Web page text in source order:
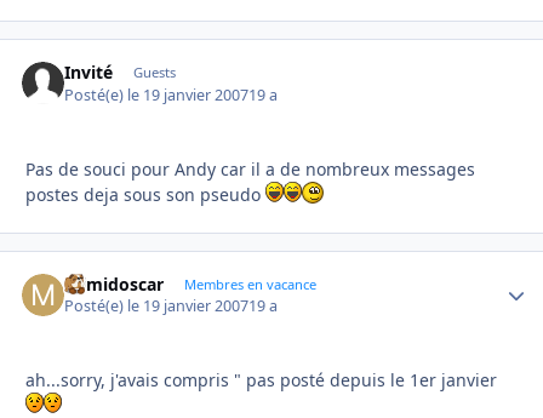
Invité Guests
Posté(e) le 19 janvier 200719 a
Pas de souci pour Andy car il a de nombreux messages
postes deja sous son pseudo
mimidoscar Membres en vacance
Posté(e) le 19 janvier 200719 a
ah...sorry, j'avais compris " pas posté depuis le 1er janvier